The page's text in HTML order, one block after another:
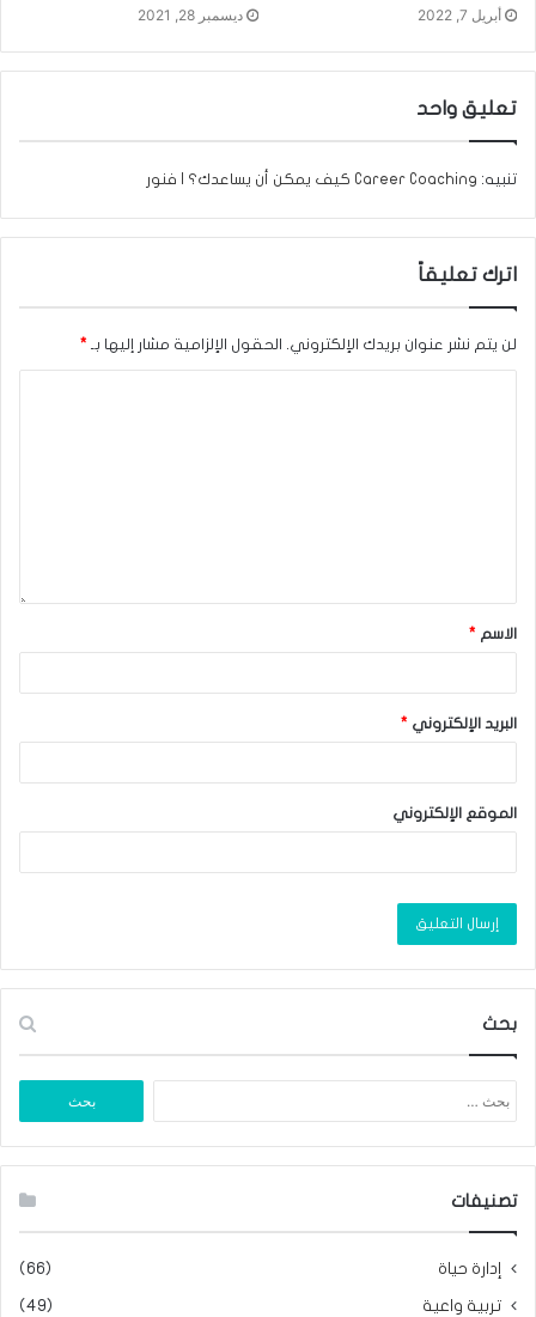
أبريل 7, 2022 ديسمبر 28, 2021
تعليق واحد
تنبيه: Career Coaching كيف يمكن أن يساعدك؟ | فنور
اترك تعليقاً
لن يتم نشر عنوان بريدك الإلكتروني. الحقول الإلزامية مشار إليها بـ *
الاسم *
البريد الإلكتروني *
الموقع الإلكتروني
بحث
عن:
تصنيفات
إدارة حياة (66)
تربية واعية (49)